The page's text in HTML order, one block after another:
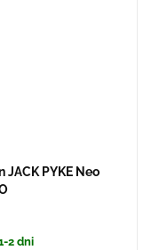
PYKE Neo
2 dni